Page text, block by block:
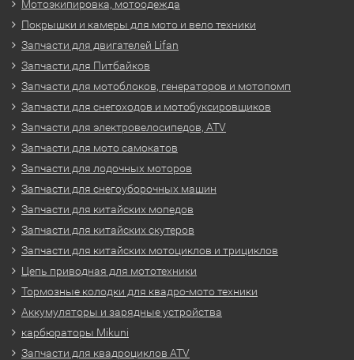
Мотоэкипировка, мотоодежда
Покрышки и камеры для мото и вело техники
Запчасти для двигателей Lifan
Запчасти для Питбайков
Запчасти для мотоблоков, генераторов и мотопомп
Запчасти для снегоходов и мотобуксировщиков
Запчасти для электровелосипедов, ATV
Запчасти для мото самокатов
Запчасти для лодочных моторов
Запчасти для снегоуборочных машин
Запчасти для китайских мопедов
Запчасти для китайских скутеров
Запчасти для китайских мотоциклов и трициклов
Цепь приводная для мототехники
Тормозные колодки для квадро-мото техники
Аккумуляторы и зарядные устройства
карбюраторы Mikuni
Запчасти для квадроциклов ATV